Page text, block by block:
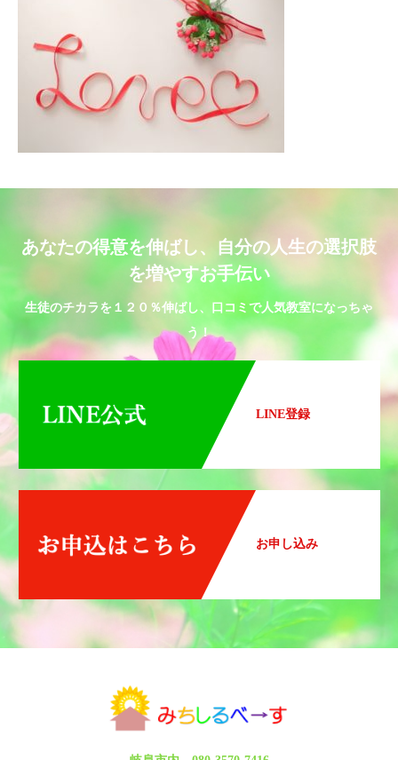
あなたの得意を伸ばし、自分の人生の選択肢
を増やすお手伝い
生徒のチカラを１２０％伸ばし、口コミで人気教室になっちゃ
う！
LINE登録
お申し込み